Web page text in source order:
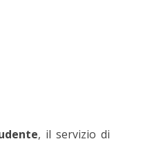
, il servizio di